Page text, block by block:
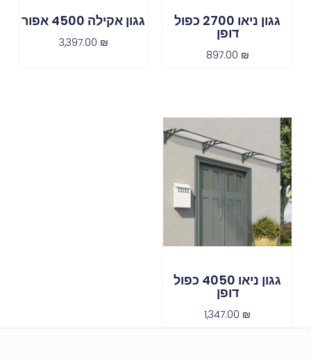
גגון ניאו 2700 כפול
דופן
897.00 ₪
גגון אקילה 4500 אפור
3,397.00 ₪
גגון ניאו 4050 כפול
דופן
1,347.00 ₪